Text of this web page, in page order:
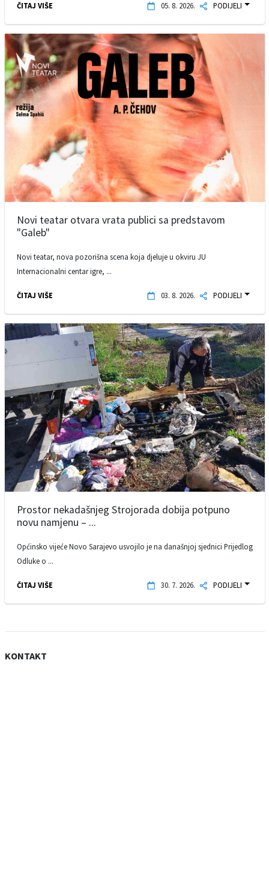
ČITAJ VIŠE 05. 8. 2026. PODIJELI
Novi teatar otvara vrata publici sa predstavom
"Galeb"
Novi teatar, nova pozorišna scena koja djeluje u okviru JU
Internacionalni centar igre, ...
ČITAJ VIŠE 03. 8. 2026. PODIJELI
Prostor nekadašnjeg Strojorada dobija potpuno
novu namjenu – ...
Općinsko vijeće Novo Sarajevo usvojilo je na današnjoj sjednici Prijedlog
Odluke o ...
ČITAJ VIŠE 30. 7. 2026. PODIJELI
KONTAKT